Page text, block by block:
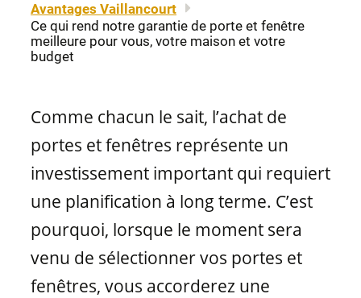
Avantages Vaillancourt
Ce qui rend notre garantie de porte et fenêtre
meilleure pour vous, votre maison et votre
budget
Comme chacun le sait, l’achat de
portes et fenêtres représente un
investissement important qui requiert
une planification à long terme. C’est
pourquoi, lorsque le moment sera
venu de sélectionner vos portes et
fenêtres, vous accorderez une
Fenêtres fixes
Matériaux de fenêtres
FAQ